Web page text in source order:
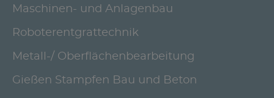
Maschinen- und Anlagenbau
Roboterentgrattechnik
Metall-/ Oberflächenbearbeitung
Gießen Stampfen Bau und Beton